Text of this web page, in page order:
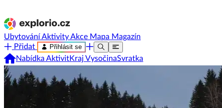
UbytováníAktivityAkce Mapa Magazín
Přidat
Přihlásit se
Nabídka AktivitKraj VysočinaSvratka